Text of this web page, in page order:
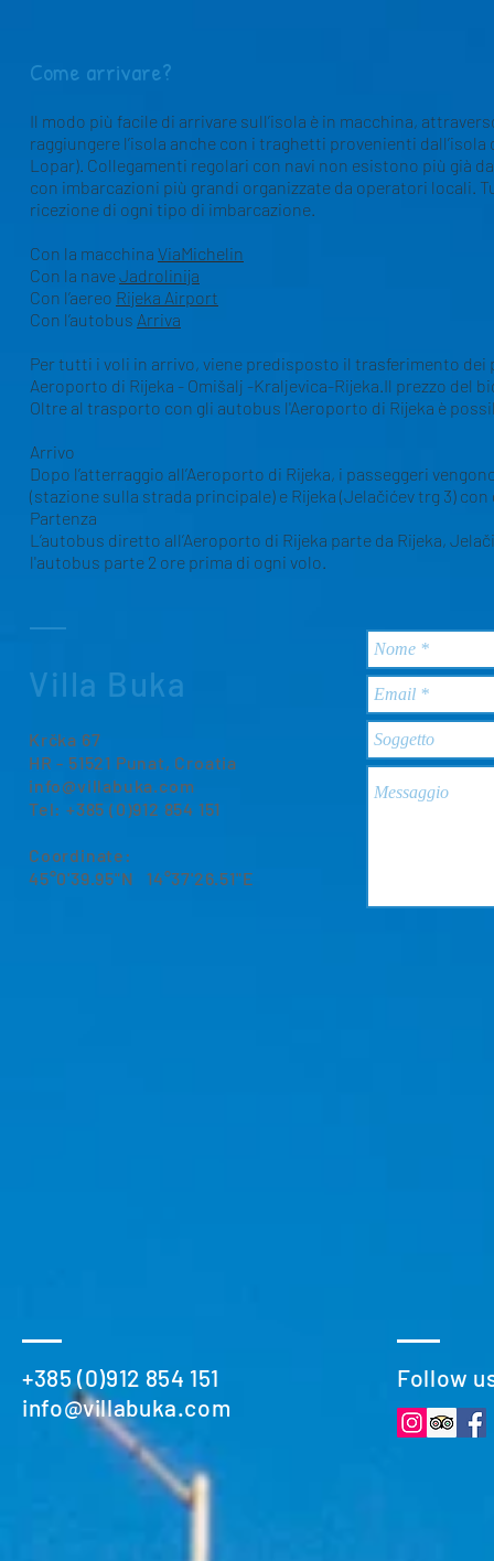
Come arrivare?
Il modo più facile di arrivare sull’isola è in macchina,
raggiungere l’isola anche con i traghetti provenienti
Lopar). Collegamenti regolari con navi non esistono più già
con imbarcazioni più grandi organizzate da operatori locali.
ricezione di ogni tipo di imbarcazione. ​​
Con la macchina ViaMichelin
Con la naveJadrolinija
Con l’aereo Rijeka Airport
Con l’autobus Arriva
Per tutti i voli in arrivo, viene predisposto il trasferimento
Aeroporto di Rijeka - Omišalj -Kraljevica-Rijeka.Il prezzo del
Oltre al trasporto con gli autobus l'Aeroporto di Rijeka è
Arrivo
Dopo l’atterraggio all’Aeroporto di Rijeka, i passeggeri
(stazione sulla strada principale) e Rijeka (Jelačićev trg 3)
Partenza
L’autobus diretto all’Aeroporto di Rijeka parte da Rijeka,
l'autobus parte 2 ore prima di ogni volo.
Villa Buka
Krčka 67
HR - 51521 Punat, Croatia
info@villabuka.com
Tel: +385 (0)912 854 151
Coordinate:
45°0'39.95"N 14°37'26.51"E
+385 (0)912 854 151
info@villabuka.com
Follow